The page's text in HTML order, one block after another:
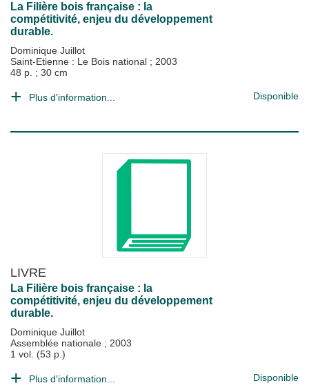
La Filière bois française : la
compétitivité, enjeu du développement
durable.
Dominique Juillot
Saint-Etienne : Le Bois national ; 2003
48 p. ; 30 cm
Plus d'information... Disponible
LIVRE
La Filière bois française : la
compétitivité, enjeu du développement
durable.
Dominique Juillot
Assemblée nationale ; 2003
1 vol. (53 p.)
Plus d'information... Disponible